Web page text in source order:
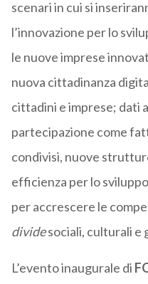
scenari in cui si
l’innovazione per lo
le nuove imprese
nuova cittadinanza
cittadini e imprese; dati
partecipazione come
condivisi, nuove
efficienza per lo
per accrescere le
dividesociali, culturali e
L’evento inaugurale di